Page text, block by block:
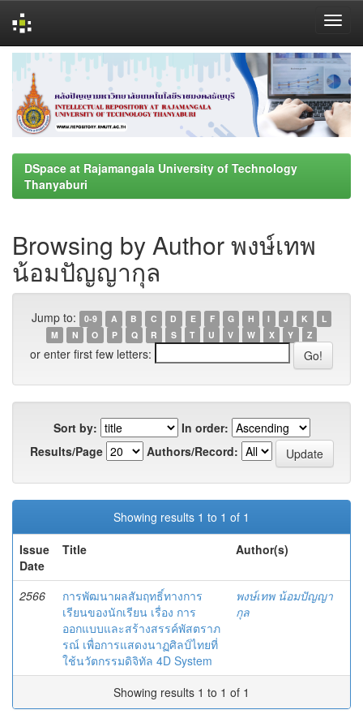
navigation
DSpace at Rajamangala University of Technology
Thanyaburi
Browsing by Author พงษ์เทพ
น้อมปัญญากุล
Jump to: 0-9 A B C D E F G H I J K
L
M
N O P Q R S T U V W X Y Z
or enter first few letters:
Sort by:
In order:
Results/Page
Authors/Record:
Showing results 1 to 1 of 1
Issue
Date
Title Author(s)
2566
การพัฒนาผลสัมฤทธิ์ทางการ
เรียนของนักเรียน เรื่อง การ
ออกแบบและสร้างสรรค์พัสตราภ
รณ์ เพื่อการแสดงนาฏศิลป์ไทยที่
ใช้นวัตกรรมดิจิทัล 4D System
พงษ์เทพ น้อมปัญญา
กุล
Showing results 1 to 1 of 1